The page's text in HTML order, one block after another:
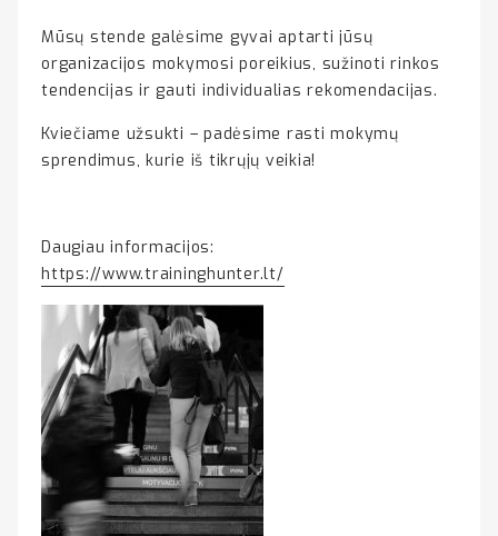
Mūsų stende galėsime gyvai aptarti jūsų
organizacijos mokymosi poreikius, sužinoti rinkos
tendencijas ir gauti individualias rekomendacijas.
Kviečiame užsukti – padėsime rasti mokymų
sprendimus, kurie iš tikrųjų veikia!
Daugiau informacijos:
https://www.traininghunter.lt/